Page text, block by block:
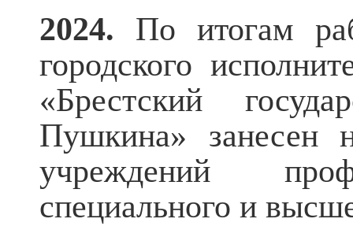
2024. По итогам
городского
«Брестский
Пушкина» занесен
учреждений
специального и